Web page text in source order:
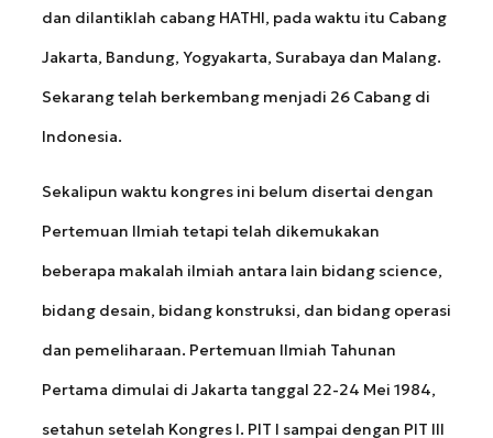
dan dilantiklah cabang HATHI, pada waktu itu Cabang
Jakarta, Bandung, Yogyakarta, Surabaya dan Malang.
Sekarang telah berkembang menjadi 26 Cabang di
Indonesia.
Sekalipun waktu kongres ini belum disertai dengan
Pertemuan Ilmiah tetapi telah dikemukakan
beberapa makalah ilmiah antara lain bidang science,
bidang desain, bidang konstruksi, dan bidang operasi
dan pemeliharaan. Pertemuan Ilmiah Tahunan
Pertama dimulai di Jakarta tanggal 22-24 Mei 1984,
setahun setelah Kongres I. PIT I sampai dengan PIT III